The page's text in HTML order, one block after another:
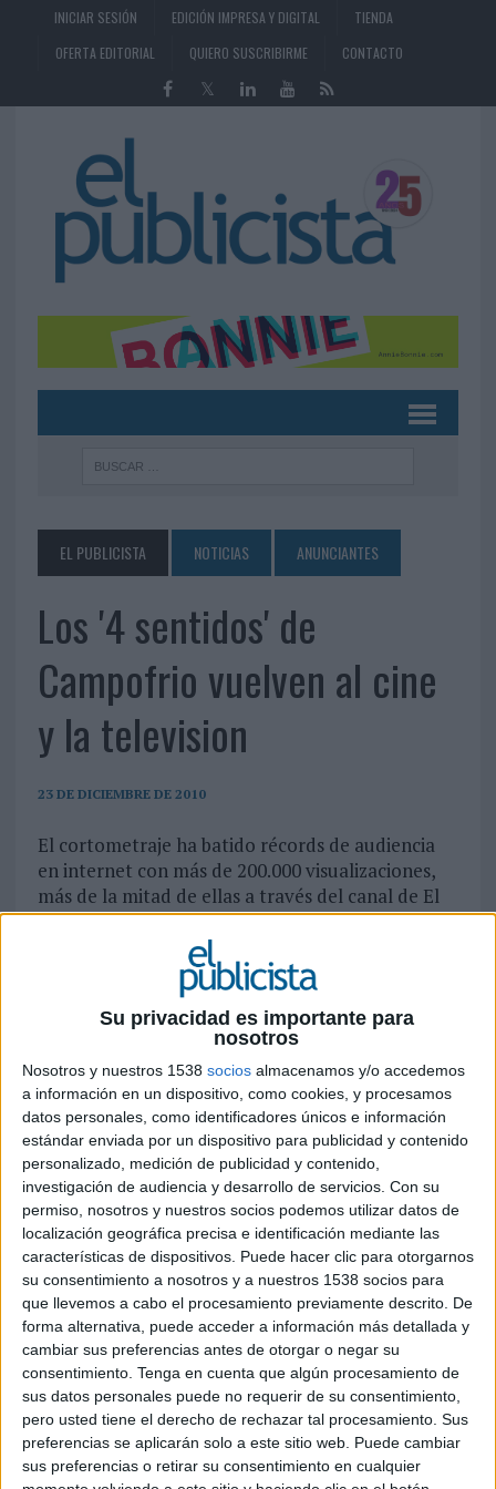
Su privacidad es importante para
nosotros
Nosotros y nuestros 1538 socios almacenamos y/o accedemos
a información en un dispositivo, como cookies, y procesamos
datos personales, como identificadores únicos e información
estándar enviada por un dispositivo para publicidad y contenido
personalizado, medición de publicidad y contenido,
investigación de audiencia y desarrollo de servicios. Con su
permiso, nosotros y nuestros socios podemos utilizar datos de
localización geográfica precisa e identificación mediante las
características de dispositivos. Puede hacer clic para otorgarnos
su consentimiento a nosotros y a nuestros 1538 socios para
que llevemos a cabo el procesamiento previamente descrito. De
forma alternativa, puede acceder a información más detallada y
cambiar sus preferencias antes de otorgar o negar su
consentimiento. Tenga en cuenta que algún procesamiento de
sus datos personales puede no requerir de su consentimiento,
pero usted tiene el derecho de rechazar tal procesamiento. Sus
preferencias se aplicarán solo a este sitio web. Puede cambiar
sus preferencias o retirar su consentimiento en cualquier
INICIAR SESIÓN EDICIÓN IMPRESA Y DIGITAL
TIENDA
OFERTA EDITORIAL
QUIERO SUSCRIBIRME CONTACTO
EL PUBLICISTA NOTICIAS ANUNCIANTES
Los '4 sentidos' de
Campofrio vuelven al cine
y la television
23 DE DICIEMBRE DE 2010
El cortometraje ha batido récords de audiencia
en internet con más de 200.000 visualizaciones,
más de la mitad de ellas a través del canal de El
Publicista en Youtube
El cortometraje “4 sentidos” de Campofrío, así
como su versión publicitaria, vuelven a partir de
hoy a nuestras pantallas avalados por un record
de audiencia en internet con más de 200.000
visualizaciones y el reconocimiento de los
consumidores a través de sus comentarios en
blogs, foros y redes sociales. A través del canal de
El Publicista en Youtube, el corto lleva más de
108.000 visualizaciones y numerosos comentarios
muy positivos sobre este trabajo. Por su parte, la
web de la campaña,
www.campofrioylos4sentidos.com, acumula
ya más de 50.000 visitas.
El cortometraje, realizado por la agencia McCann
Erickson y dirigido por Rebeca Díaz Morales,
narra el regalo que Pascual y Azahara hacen a sus
padres invidentes con motivo es el 25 aniversario
de bodas con el fin de devolverles parte de lo que
ellos les han enseñado. Estrenado a finales de
septiembre, este corto real evolucionó hacia una
campaña publicitaria para la marca Naturissimos
basada en el mundo de las sensaciones.